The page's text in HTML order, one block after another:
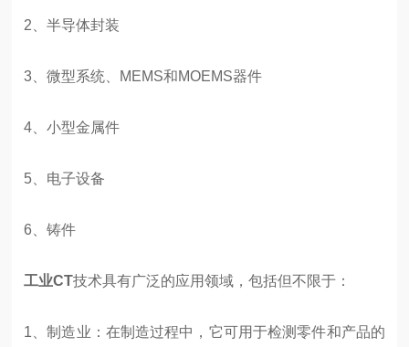
2、半导体封装
3、微型系统、MEMS和MOEMS器件
4、小型金属件
5、电子设备
6、铸件
工业CT技术具有广泛的应用领域，包括但不限于：
1、制造业：在制造过程中，它可用于检测零件和产品的